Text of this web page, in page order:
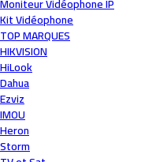
Moniteur Vidéophone IP
Kit Vidéophone
TOP MARQUES
HIKVISION
HiLook
Dahua
Ezviz
IMOU
Heron
Storm